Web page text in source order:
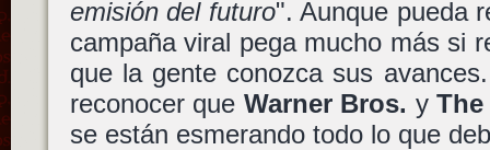
emisión del futuro". Aunque pueda
campaña viral pega mucho más si
que la gente conozca sus
reconocer que Warner Bros. y
se están esmerando todo lo que